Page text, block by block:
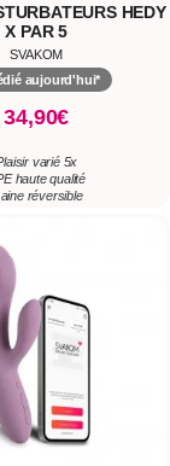
HEDY
X PAR 5
SVAKOM
aujourd'hui*
34,90€
varié 5x
haute qualité
réversible